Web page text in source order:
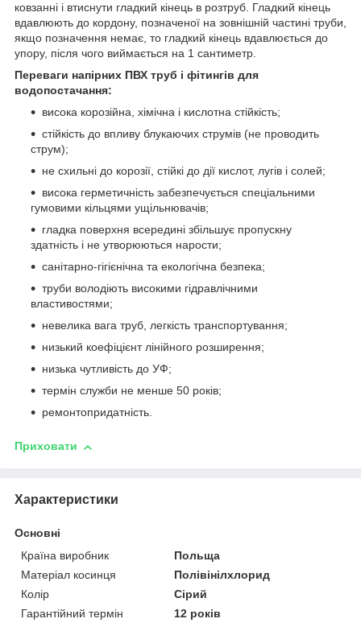
ковзанні і втиснути гладкий кінець в розтруб. Гладкий кінець
вдавлюють до кордону, позначеної на зовнішній частині труби,
якщо позначення немає, то гладкий кінець вдавлюється до
упору, після чого виймається на 1 сантиметр.
Переваги напірних ПВХ труб і фітингів для
водопостачання:
висока корозійна, хімічна і кислотна стійкість;
стійкість до впливу блукаючих струмів (не проводить
струм);
не схильні до корозії, стійкі до дії кислот, лугів і солей;
висока герметичність забезпечується спеціальними
гумовими кільцями ущільнювачів;
гладка поверхня всередині збільшує пропускну
здатність і не утворюються нарости;
санітарно-гігієнічна та екологічна безпека;
труби володіють високими гідравлічними
властивостями;
невелика вага труб, легкість транспортування;
низький коефіцієнт лінійного розширення;
низька чутливість до УФ;
термін служби не менше 50 років;
ремонтопридатність.
Приховати
Характеристики
Основні
Країна виробник
Польща
Матеріал косинця
Полівінілхлорид
Колір
Сірий
Гарантійний термін
12 років